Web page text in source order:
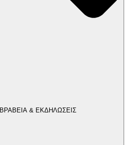
& ΕΚΔΗΛΩΣΕΙΣ